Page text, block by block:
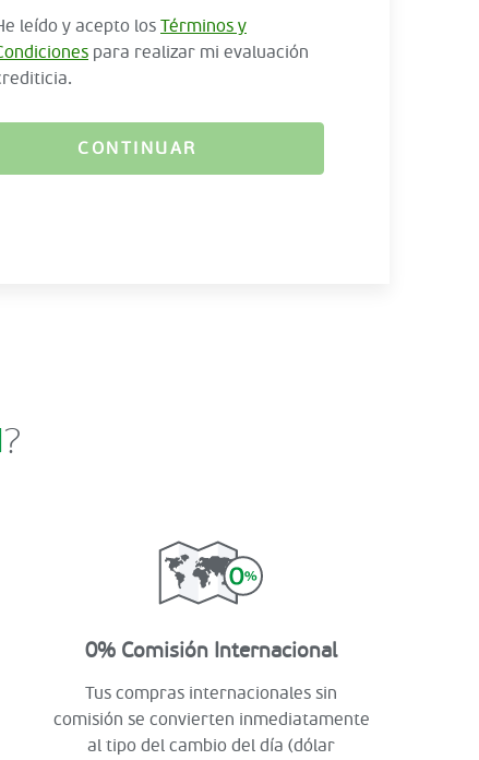
leído y acepto los Términos y
para realizar mi evaluación
CONTINUAR
?
0% Comisión Internacional
Tus compras internacionales sin
comisión se convierten inmediatamente
al tipo del cambio del día (dólar